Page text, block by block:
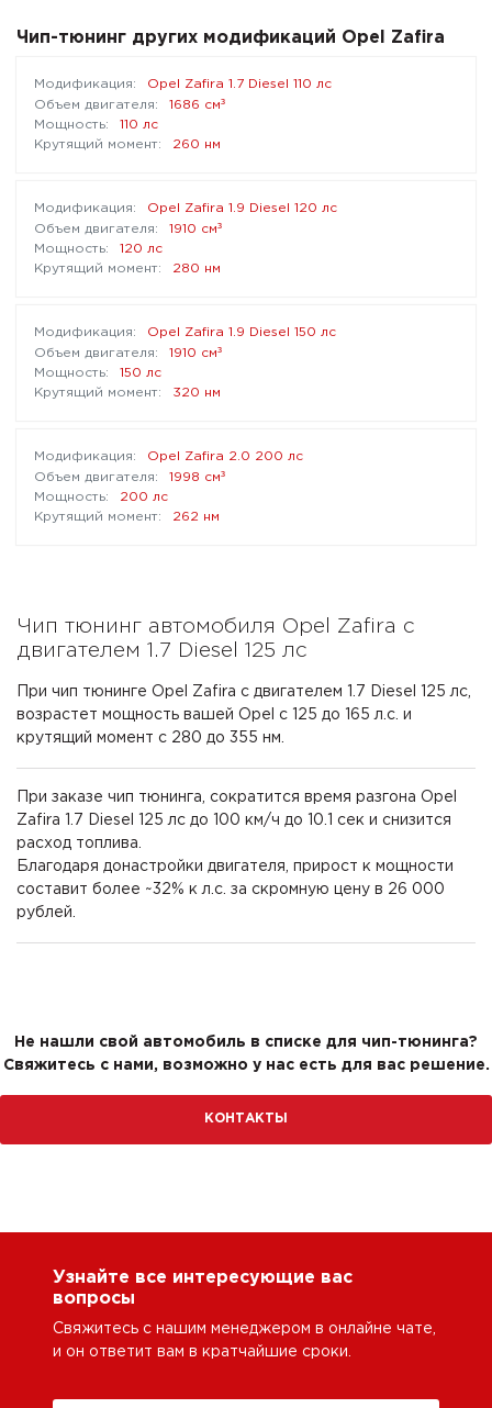
Чип-тюнинг других модификаций Opel Zafira
Opel Zafira 1.7 Diesel 110 лс
1686 см³
110 лс
260 нм
Opel Zafira 1.9 Diesel 120 лс
1910 см³
120 лс
280 нм
Opel Zafira 1.9 Diesel 150 лс
1910 см³
150 лс
320 нм
Opel Zafira 2.0 200 лс
1998 см³
200 лс
262 нм
Чип тюнинг автомобиля Opel Zafira с
двигателем 1.7 Diesel 125 лс
При чип тюнинге Opel Zafira с двигателем 1.7 Diesel 125 лс,
возрастет мощность вашей Opel с 125 до 165 л.с. и
крутящий момент с 280 до 355 нм.
При заказе чип тюнинга, сократится время разгона Opel
Zafira 1.7 Diesel 125 лс до 100 км/ч до 10.1 сек и снизится
расход топлива.
Благодаря донастройки двигателя, прирост к мощности
составит более ~32% к л.с. за скромную цену в 26 000
рублей.
Не нашли свой автомобиль в списке для чип-тюнинга?
Свяжитесь с нами, возможно у нас есть для вас решение.
КОНТАКТЫ
Узнайте все интересующие вас
вопросы
Свяжитесь с нашим менеджером в онлайне чате,
и он ответит вам в кратчайшие сроки.